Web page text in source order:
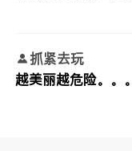
抓紧去玩
越美丽越危险。。。